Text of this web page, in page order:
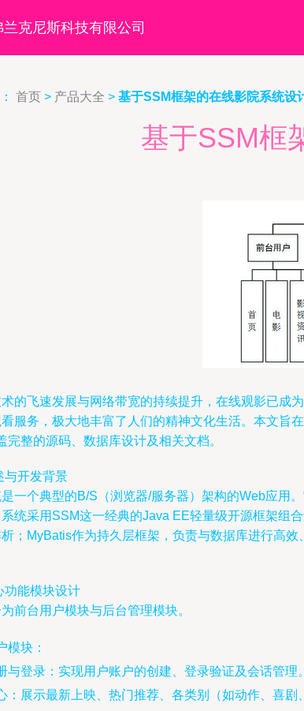
克尼斯科技有限公司
首页 > 产品大全 > 基于SSM框架的在线影院系统设
基于SSM框
的飞速发展与网络带宽的持续提升，在线观影已成
服务，极大地丰富了人们的精神文化生活。本文旨
完整的源码、数据库设计及相关文档。
与开发背景
一个典型的B/S（浏览器/服务器）架构的Web应用
统采用SSM这一经典的Java EE轻量级开源框架组
；MyBatis作为持久层框架，负责与数据库进行高
功能模块设计
前台用户模块与后台管理模块。
模块：
与登录：实现用户账户的创建、登录验证及会话管理。
：展示最新上映、热门推荐、各类别（如动作、喜